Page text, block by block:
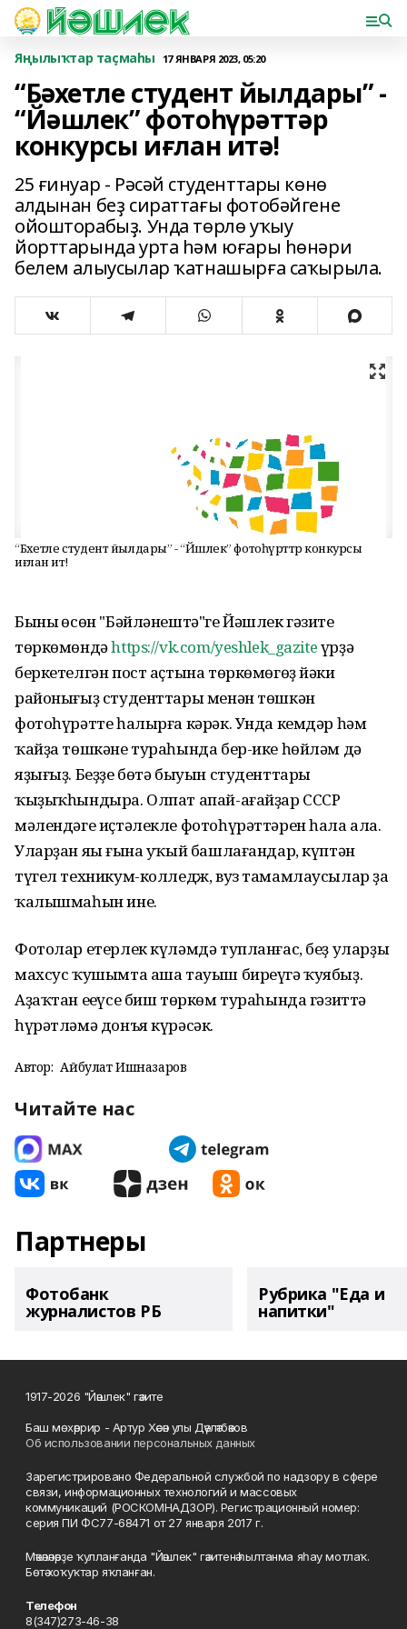
Яңылыҡтар таҫмаһы 17 ЯНВАРЯ 2023, 05:20
“Бәхетле студент йылдары” -
“Йәшлек” фотоһүрәттәр
конкурсы иғлан итә!
25 ғинуар - Рәсәй студенттары көнө
алдынан беҙ сираттағы фотобәйгене
ойошторабыҙ. Унда төрлө уҡыу
йорттарында урта һәм юғары һөнәри
белем алыусылар ҡатнашырға саҡырыла.
“Бәхетле студент йылдары” - “Йәшлек” фотоһүрәттәр конкурсы
иғлан итә!
Бының өсөн "Бәйләнештә"ге Йәшлек гәзите
төркөмөндәhttps://vk.com/yeshlek_gaziteүрҙә
беркетелгән пост аҫтына төркөмөгөҙ йәки
районығыҙ студенттары менән төшкән
фотоһүрәтте һалырға кәрәк. Унда кемдәр һәм
ҡайҙа төшкәне тураһында бер-ике һөйләм дә
яҙығыҙ. Беҙҙе бөтә быуын студенттары
ҡыҙыҡһындыра. Олпат апай-ағайҙар СССР
мәлендәге иҫтәлекле фотоһүрәттәрен һала ала.
Уларҙан яңы ғына уҡый башлағандар, күптән
түгел техникум-колледж, вуз тамамлаусылар ҙа
ҡалышмаһын ине.
Фотолар етерлек күләмдә тупланғас, беҙ уларҙы
махсус ҡушымта аша тауыш биреүгә ҡуябыҙ.
Аҙаҡтан еңеүсе биш төркөм тураһында гәзиттә
һүрәтләмә донъя күрәсәк.
Автор: Айбулат Ишназаров
Читайте нас
Партнеры
Фотобанк
журналистов РБ
Рубрика "Еда и
напитки"
1917-2026 "Йәшлек" гәзите
Баш мөхәррир - Артур Хәсән улы Дәүләтбәков
Об использовании персональных данных
Зарегистрировано Федеральной службой по надзору в сфере
связи, информационных технологий и массовых
коммуникаций (РОСКОМНАДЗОР). Регистрационный номер:
серия ПИ ФС77-68471 от 27 января 2017 г.
Мәҡәләләрҙе ҡулланғанда "Йәшлек" гәзитенә һылтанма яһау мотлаҡ.
Бөтә хоҡуҡтар яҡланған.
Телефон
8(347)273-46-38